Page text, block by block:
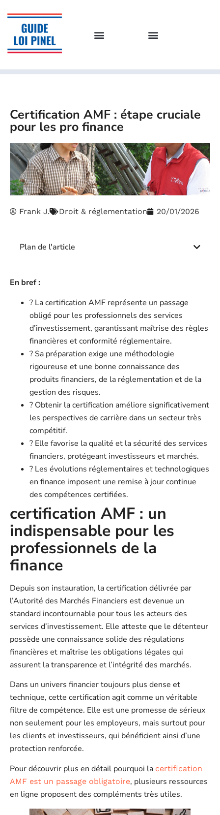
Certification AMF : étape cruciale
pour les pro finance
Frank J. Droit & réglementation 20/01/2026
Plan de l'article
En bref :
? La certification AMF représente un passage
obligé pour les professionnels des services
d’investissement, garantissant maîtrise des règles
financières et conformité réglementaire.
? Sa préparation exige une méthodologie
rigoureuse et une bonne connaissance des
produits financiers, de la réglementation et de la
gestion des risques.
? Obtenir la certification améliore significativement
les perspectives de carrière dans un secteur très
compétitif.
?️ Elle favorise la qualité et la sécurité des services
financiers, protégeant investisseurs et marchés.
? Les évolutions réglementaires et technologiques
en finance imposent une remise à jour continue
des compétences certifiées.
certification AMF : un
indispensable pour les
professionnels de la
finance
Depuis son instauration, la certification délivrée par
l’Autorité des Marchés Financiers est devenue un
standard incontournable pour tous les acteurs des
services d’investissement. Elle atteste que le détenteur
possède une connaissance solide des régulations
financières et maîtrise les obligations légales qui
assurent la transparence et l’intégrité des marchés.
Dans un univers financier toujours plus dense et
technique, cette certification agit comme un véritable
filtre de compétence. Elle est une promesse de sérieux
non seulement pour les employeurs, mais surtout pour
les clients et investisseurs, qui bénéficient ainsi d’une
protection renforcée.
Pour découvrir plus en détail pourquoi la certification
AMF est un passage obligatoire, plusieurs ressources
en ligne proposent des compléments très utiles.